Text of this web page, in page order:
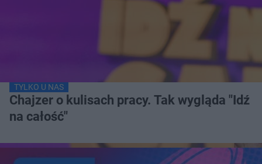
TYLKO U NAS
Chajzer o kulisach pracy. Tak wygląda "Idź
na całość"